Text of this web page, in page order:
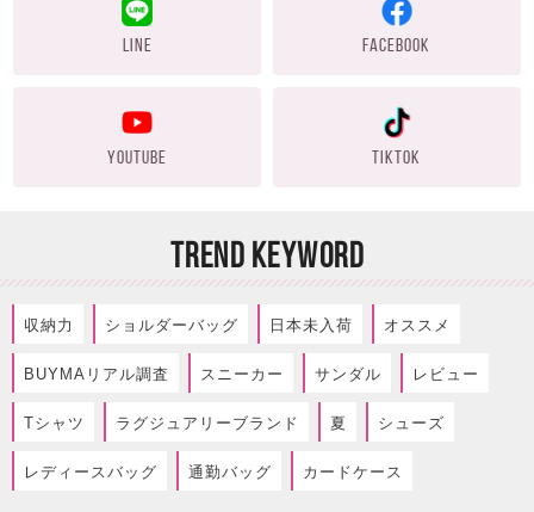
LINE FACEBOOK
YOUTUBE TIKTOK
TREND KEYWORD
収納力 ショルダーバッグ 日本未入荷 オススメ
BUYMAリアル調査 スニーカー サンダル レビュー
Tシャツ ラグジュアリーブランド 夏 シューズ
レディースバッグ 通勤バッグ カードケース